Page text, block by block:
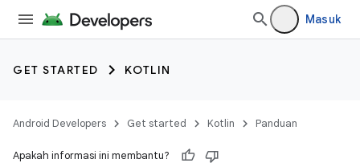
Masuk
GET STARTED KOTLIN
Android Developers Get started Kotlin Panduan
Apakah informasi ini membantu?